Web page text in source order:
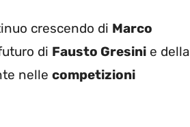
crescendo di Marco
di Fausto Gresini e della
nelle competizioni